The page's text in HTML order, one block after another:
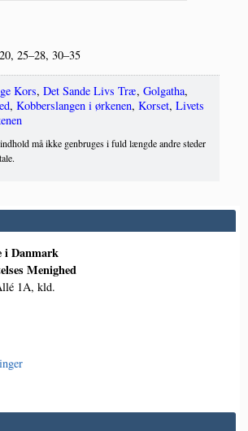
25–28, 30–35
Kors, Det Sande Livs Træ, Golgatha,
, Kobberslangen i ørkenen, Korset, Livets
må ikke genbruges i fuld længde andre steder
i Danmark
Menighed
1A, kld.